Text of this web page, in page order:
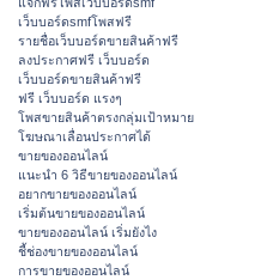
เว็บบอร์ดsmfโพสฟรี
รายชื่อเว็บบอร์ดขายสินค้าฟรี
ลงประกาศฟรี เว็บบอร์ด
เว็บบอร์ดขายสินค้าฟรี
ฟรี เว็บบอร์ด แรงๆ
โพสขายสินค้าตรงกลุ่มเป้าหมาย
โฆษณาเลื่อนประกาศได้
ขายของออนไลน์
แนะนำ 6 วิธีขายของออนไลน์
อยากขายของออนไลน์
เริ่มต้นขายของออนไลน์
ขายของออนไลน์ เริ่มยังไง
ชี้ช่องขายของออนไลน์
การขายของออนไลน์